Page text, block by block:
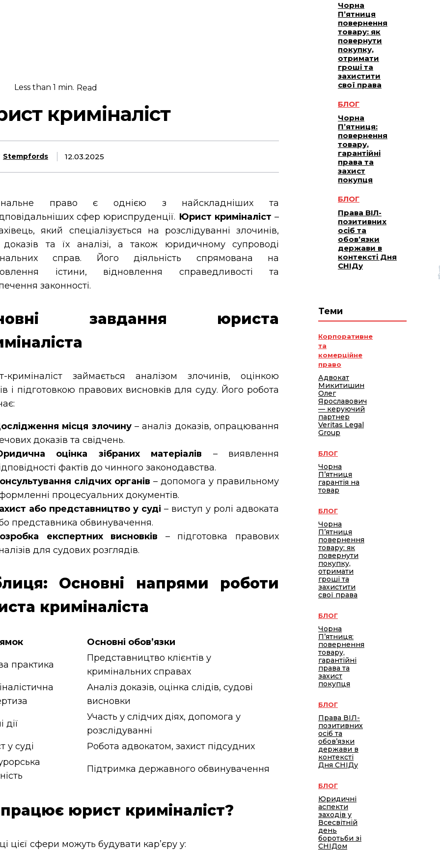
Less than 1 min. Read
криміналіст
Stempfords 12.03.2025
право є однією з найскладніших та
сфер юриспруденції. Юрист криміналіст –
який спеціалізується на розслідуванні злочинів,
доказів та їх аналізі, а також юридичному супроводі
справ. Його діяльність спрямована на
істини, відновлення справедливості та
законності.
завдання юриста
криміналіст займається аналізом злочинів, оцінкою
і підготовкою правових висновків для суду. Його робота
місця злочину– аналіз доказів, опрацювання
доказів та свідчень.
оцінка зібраних матеріалів – виявлення
фактів до чинного законодавства.
слідчих органів – допомога у правильному
процесуальних документів.
або представництво у суді – виступ у ролі адвоката
представника обвинувачення.
експертних висновків – підготовка правових
для судових розглядів.
Основні напрями роботи
криміналіста
Основні обов’язки
практика
Представництво клієнтів у
кримінальних справах
Аналіз доказів, оцінка слідів, судові
висновки
дії
Участь у слідчих діях, допомога у
розслідуванні
у суді
Робота адвокатом, захист підсудних
Підтримка державного обвинувачення
юрист криміналіст?
цієї сфери можуть будувати кар’єру у:
Чорна
П’ятниця
повернення
товару: як
повернути
покупку,
отримати
гроші та
захистити
свої права
БЛОГ
Чорна
П’ятниця:
повернення
товару,
гарантійні
права та
захист
покупця
БЛОГ
Права ВІЛ-
позитивних
осіб та
обов’язки
держави в
контексті Дня
СНІДу
Теми
Корпоративне
та
комерційне
право
Адвокат
Микитишин
Олег
Ярославович
— керуючий
партнер
Veritas Legal
Group
БЛОГ
Чорна
П’ятниця
гарантія на
товар
БЛОГ
Чорна
П’ятниця
повернення
товару: як
повернути
покупку,
отримати
гроші та
захистити
свої права
БЛОГ
Чорна
П’ятниця:
повернення
товару,
гарантійні
права та
захист
покупця
БЛОГ
Права ВІЛ-
позитивних
осіб та
обов’язки
держави в
контексті
Дня СНІДу
БЛОГ
Юридичні
аспекти
заходів у
Всесвітній
день
боротьби зі
СНІДом